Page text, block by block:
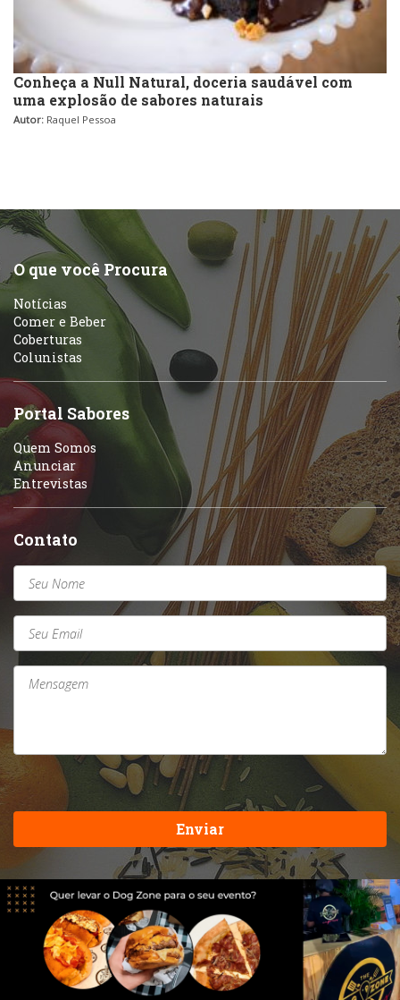
Conheça a Null Natural, doceria saudável com
uma explosão de sabores naturais
Autor: Raquel Pessoa
O que você Procura
Notícias
Comer e Beber
Coberturas
Colunistas
Portal Sabores
Quem Somos
Anunciar
Entrevistas
Contato
Enviar